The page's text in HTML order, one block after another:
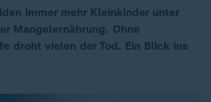
immer mehr Kleinkinder unter
Mangelernährung. Ohne
droht vielen der Tod. Ein Blick ins